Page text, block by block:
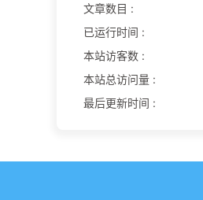
文章数目 :
已运行时间 :
本站访客数 :
本站总访问量 :
最后更新时间 :